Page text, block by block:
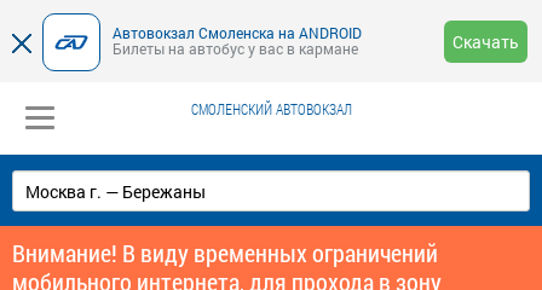
Автовокзал Смоленска на ANDROID
Билеты на автобус у вас в кармане
Скачать
СМОЛЕНСКИЙ АВТОВОКЗАЛ
Внимание! В виду временных ограничений
мобильного интернета, для прохода в зону